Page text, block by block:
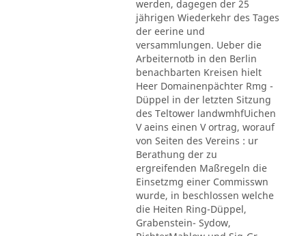
werden, dagegen der 25
jährigen Wiederkehr des Tages
der eerine und
versammlungen. Ueber die
Arbeiternotb in den Berlin
benachbarten Kreisen hielt
Heer Domainenpächter Rmg -
Düppel in der letzten Sitzung
des Teltower landwmhfUichen
V aeins einen V ortrag, worauf
von Seiten des Vereins : ur
Berathung der zu
ergreifenden Maßregeln die
Einsetzmg einer Commisswn
wurde, in beschlossen welche
die Heiten Ring-Düppel,
Grabenstein- Sydow,